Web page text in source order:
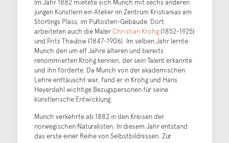
Im Jahr 1882 mietete sich Munch mit sechs anderen
jungen Künstlern ein Atelier im Zentrum Kristianias am
Stortings Plass, im Pultosten-Gebäude. Dort
arbeiteten auch die MalerChristian Krohg(1852-1925)
und Frits Thaulow (1847-1906). Im selben Jahr lernte
Munch den um elf Jahre älteren und bereits
renommierten Krohg kennen, der sein Talent erkannte
und ihn förderte. Da Munch von der akademischen
Lehre enttäuscht war, fand er in Krohg und Hans
Heyerdahl wichtige Bezugspersonen für seine
künstlerische Entwicklung.
Munch verkehrte ab 1882 in den Kreisen der
norwegischen Naturalisten. In diesem Jahr entstand
das erste einer Reihe von Selbstbildnissen. Zur